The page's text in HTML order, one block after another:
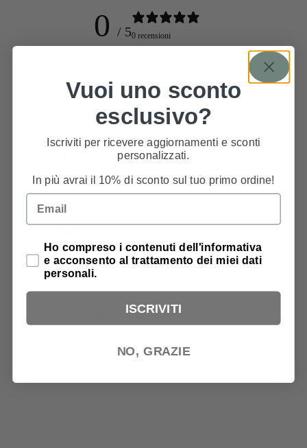
0 / 50 recensioni
%
0
Ancora nessuna recensione
Vuoi uno sconto
esclusivo?
Iscriviti per ricevere aggiornamenti e sconti
personalizzati.
In più avrai il 10% di sconto sul tuo primo ordine!
Email
Privacy Policy
Ho compreso i contenuti dell'informativa
e acconsento al trattamento dei miei dati
personali.
ISCRIVITI
NO, GRAZIE